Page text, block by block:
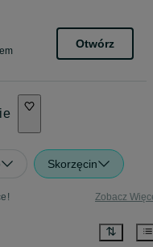
Otwórz
Skorzęcin
Zobacz